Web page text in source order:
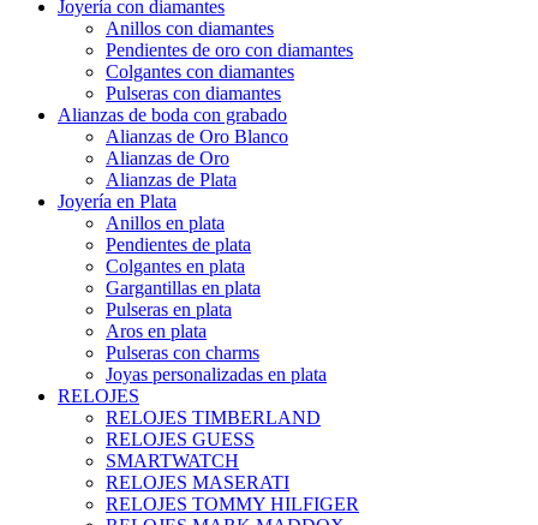
Joyería con diamantes
Anillos con diamantes
Pendientes de oro con diamantes
Colgantes con diamantes
Pulseras con diamantes
Alianzas de boda con grabado
Alianzas de Oro Blanco
Alianzas de Oro
Alianzas de Plata
Joyería en Plata
Anillos en plata
Pendientes de plata
Colgantes en plata
Gargantillas en plata
Pulseras en plata
Aros en plata
Pulseras con charms
Joyas personalizadas en plata
RELOJES
RELOJES TIMBERLAND
RELOJES GUESS
SMARTWATCH
RELOJES MASERATI
RELOJES TOMMY HILFIGER